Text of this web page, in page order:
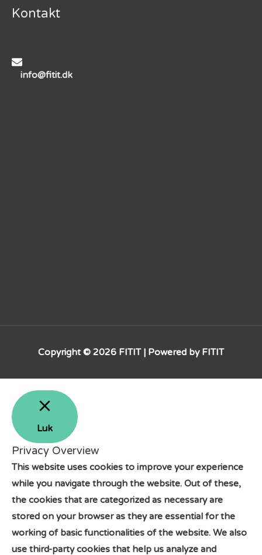
Kontakt
info@fitit.dk
Copyright © 2026 FITIT| Powered by FITIT
Luk
Privacy Overview
This website uses cookies to improve your experience
while you navigate through the website. Out of these,
the cookies that are categorized as necessary are
stored on your browser as they are essential for the
working of basic functionalities of the website. We also
use third-party cookies that help us analyze and